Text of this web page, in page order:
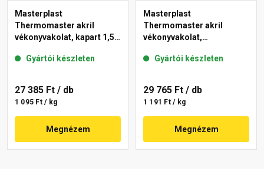
Masterplast
Thermomaster akril
vékonyvakolat, kapart 1,5
Gyártói készleten
27 385 Ft / db
1 095 Ft / kg
Megnézem
Masterplast
Thermomaster akril
vékonyvakolat,
09-C 25 kg
Gyártói készleten
29 765 Ft / db
1 191 Ft / kg
Megnézem